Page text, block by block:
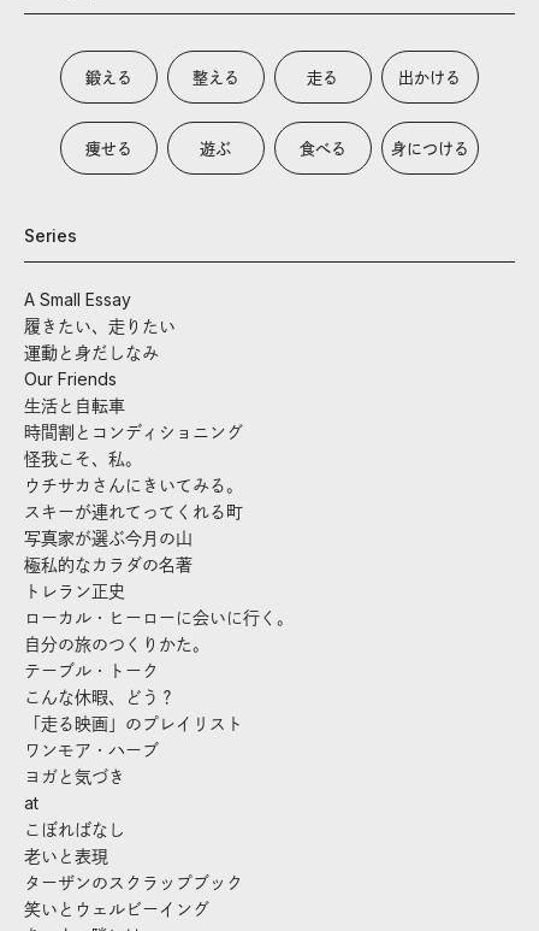
鍛える 整える 走る 出かける
痩せる 遊ぶ 食べる 身につける
Series
A Small Essay
履きたい、走りたい
運動と身だしなみ
Our Friends
生活と自転車
時間割とコンディショニング
怪我こそ、私。
ウチサカさんにきいてみる。
スキーが連れてってくれる町
写真家が選ぶ今月の山
極私的なカラダの名著
トレラン正史
ローカル・ヒーローに会いに行く。
自分の旅のつくりかた。
テーブル・トーク
こんな休暇、どう？
「走る映画」のプレイリスト
ワンモア・ハーブ
ヨガと気づき
at
こぼればなし
老いと表現
ターザンのスクラップブック
笑いとウェルビーイング